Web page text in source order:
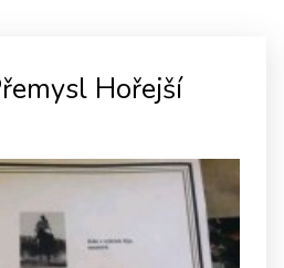
Hořejší